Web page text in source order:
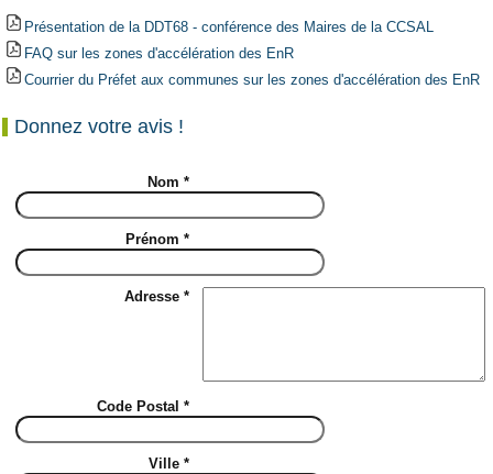
Présentation de la DDT68 - conférence des Maires de la CCSAL
FAQ sur les zones d'accélération des EnR
Courrier du Préfet aux communes sur les zones d'accélération des EnR
Donnez votre avis !
Nom *
Prénom *
Adresse *
Code Postal *
Ville *